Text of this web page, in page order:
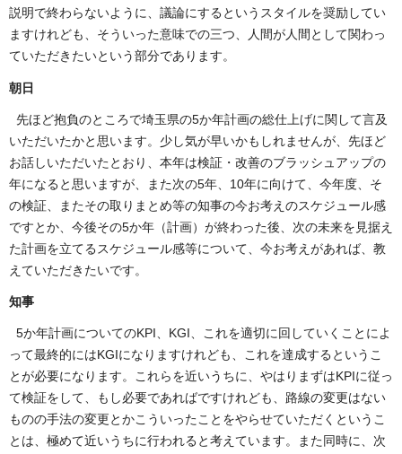
説明で終わらないように、議論にするというスタイルを奨励してい
ますけれども、そういった意味での三つ、人間が人間として関わっ
ていただきたいという部分であります。
朝日
先ほど抱負のところで埼玉県の5か年計画の総仕上げに関して言及
いただいたかと思います。少し気が早いかもしれませんが、先ほど
お話しいただいたとおり、本年は検証・改善のブラッシュアップの
年になると思いますが、また次の5年、10年に向けて、今年度、そ
の検証、またその取りまとめ等の知事の今お考えのスケジュール感
ですとか、今後その5か年（計画）が終わった後、次の未来を見据え
た計画を立てるスケジュール感等について、今お考えがあれば、教
えていただきたいです。
知事
5か年計画についてのKPI、KGI、これを適切に回していくことによ
って最終的にはKGIになりますけれども、これを達成するというこ
とが必要になります。これらを近いうちに、やはりまずはKPIに従っ
て検証をして、もし必要であればですけれども、路線の変更はない
ものの手法の変更とかこういったことをやらせていただくというこ
とは、極めて近いうちに行われると考えています。また同時に、次